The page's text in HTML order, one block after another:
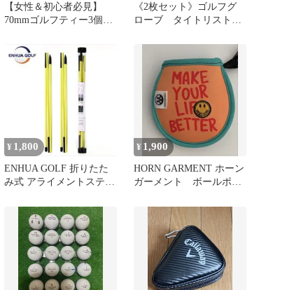
【女性＆初心者必見】
70mmゴルフティー3個セ
当て感アップ
《2枚セット》ゴルフグ
ローブ タイトリスト
ズ23
¥ 1,800
ENHUA GOLF 折りたた
み式 アライメントスティ
¥ 1,900
HORN GARMENT ホーン
ガーメント ボールポー